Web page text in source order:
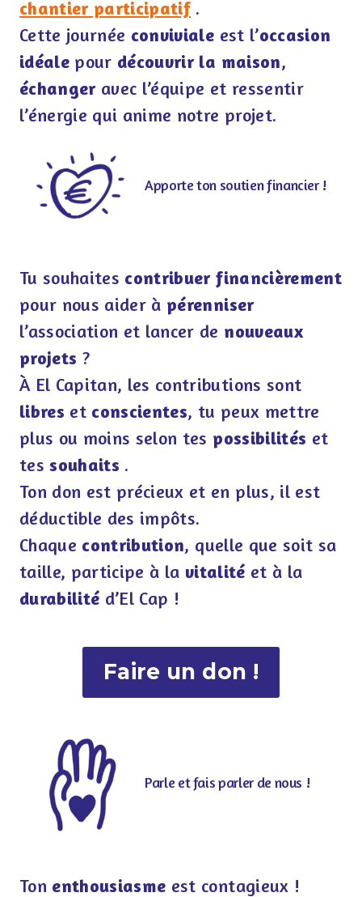
chantier participatif.
Cette journée conviviale est l’occasion
idéale pour découvrir la maison,
échanger avec l’équipe et ressentir
l’énergie qui anime notre projet.
Apporte ton soutien financier !
Tu souhaites contribuer financièrement
pour nous aider à pérenniser
l’association et lancer de nouveaux
projets ?
À El Capitan, les contributions sont
libres et conscientes, tu peux mettre
plus ou moins selon tes possibilités et
tessouhaits .
Ton don est précieux et en plus, il est
déductible des impôts.
Chaque contribution, quelle que soit sa
taille, participe à la vitalité et à la
durabilité d’El Cap !
Faire un don !
Parle et fais parler de nous !
Ton enthousiasme est contagieux !